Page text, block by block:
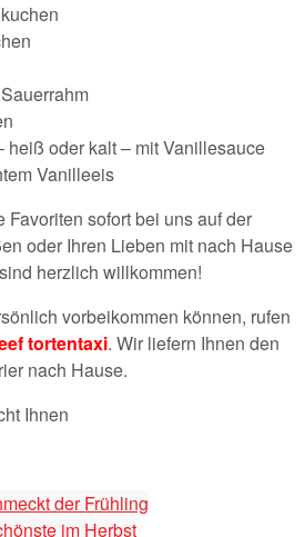
heiß oder kalt – mit Vanillesauce
Vanilleeis
Favoriten sofort bei uns auf der
oder Ihren Lieben mit nach Hause
herzlich willkommen!
vorbeikommen können, rufen
tortentaxi. Wir liefern Ihnen den
nach Hause.
Ihnen
der Frühling
im Herbst